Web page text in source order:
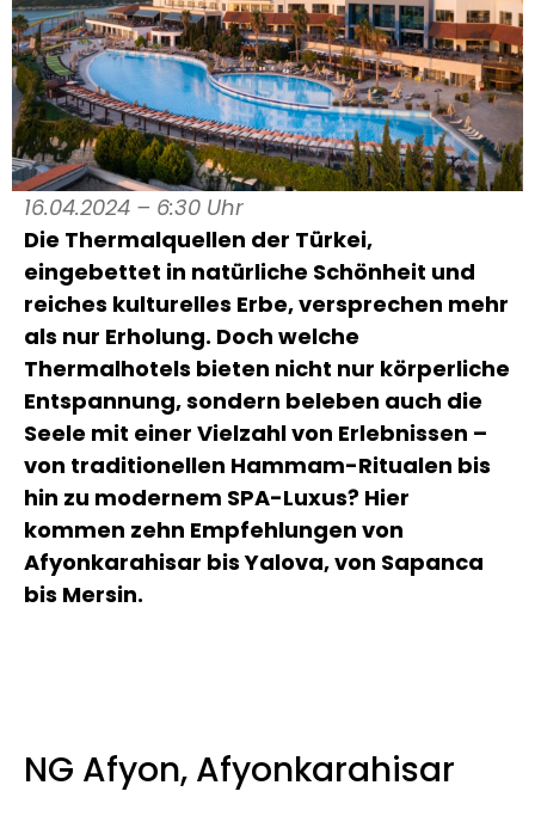
16.04.2024 – 6:30 Uhr
Die Thermalquellen der Türkei,
eingebettet in natürliche Schönheit und
reiches kulturelles Erbe, versprechen mehr
als nur Erholung. Doch welche
Thermalhotels bieten nicht nur körperliche
Entspannung, sondern beleben auch die
Seele mit einer Vielzahl von Erlebnissen –
von traditionellen Hammam-Ritualen bis
hin zu modernem SPA-Luxus? Hier
kommen zehn Empfehlungen von
Afyonkarahisar bis Yalova, von Sapanca
bis Mersin.
NG Afyon, Afyonkarahisar